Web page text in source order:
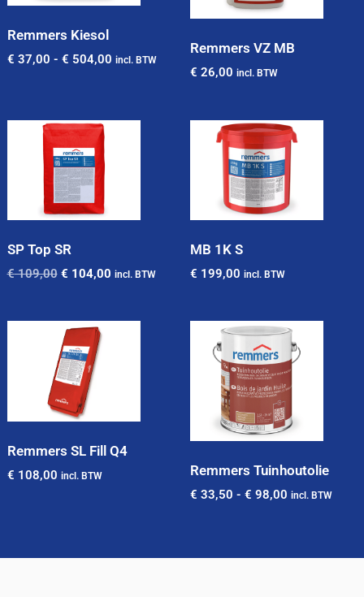
Remmers Kiesol
€ 37,00 - € 504,00 incl. BTW
Remmers VZ MB
€ 26,00 incl. BTW
SP Top SR
€109,00 € 104,00 incl. BTW
MB 1K S
€ 199,00 incl. BTW
Remmers SL Fill Q4
€ 108,00 incl. BTW Remmers Tuinhoutolie
€ 33,50 - € 98,00 incl. BTW